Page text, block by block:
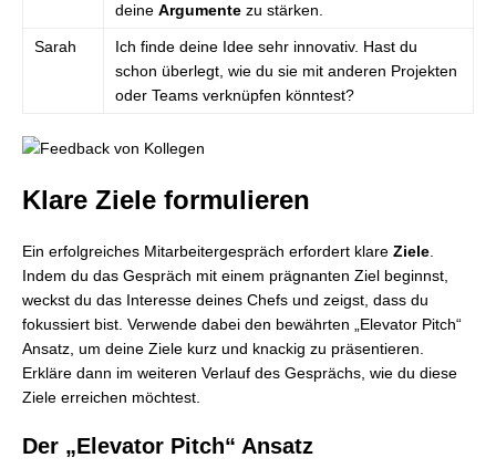
deine Argumente zu stärken.
Sarah
Ich finde deine Idee sehr innovativ. Hast du
schon überlegt, wie du sie mit anderen Projekten
oder Teams verknüpfen könntest?
Klare Ziele formulieren
Ein erfolgreiches Mitarbeitergespräch erfordert klare Ziele
Indem du das Gespräch mit einem prägnanten Ziel beginnst,
weckst du das Interesse deines Chefs und zeigst, dass du
fokussiert bist. Verwende dabei den bewährten „Elevator Pitch“
Ansatz, um deine Ziele kurz und knackig zu präsentieren.
Erkläre dann im weiteren Verlauf des Gesprächs, wie du diese
Ziele erreichen möchtest.
Der „Elevator Pitch“ Ansatz